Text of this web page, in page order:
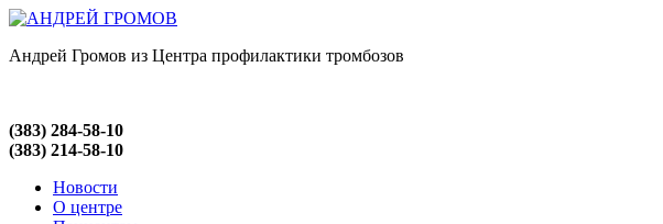
Андрей Громов из Центра профилактики тромбозов
(383) 284-58-10
(383) 214-58-10
Новости
О центре